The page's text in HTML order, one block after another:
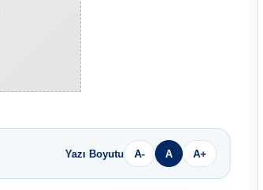
Yazı Boyutu A- A A+